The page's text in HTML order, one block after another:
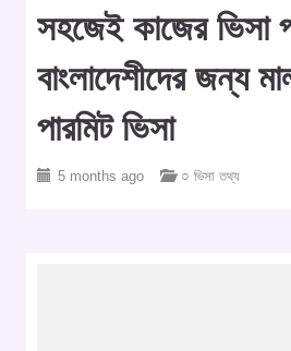
সহজেই কাজের ভিসা
বাংলাদেশীদের জন্য
পারমিট ভিসা
5 months ago ○ ভিসা তথ্য